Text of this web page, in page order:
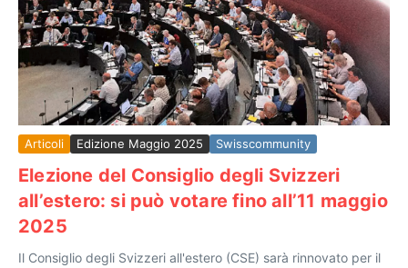
Articoli Edizione Maggio 2025 Swisscommunity
Elezione del Consiglio degli Svizzeri
all’estero: si può votare fino all’11 maggio
2025
Il Consiglio degli Svizzeri all'estero (CSE) sarà rinnovato per il